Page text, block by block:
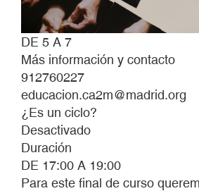
DE 5 A 7
Más información y contacto
912760227
educacion.ca2m@madrid.org
¿Es un ciclo?
Desactivado
Duración
DE 17:00 A 19:00
Para este final de curso